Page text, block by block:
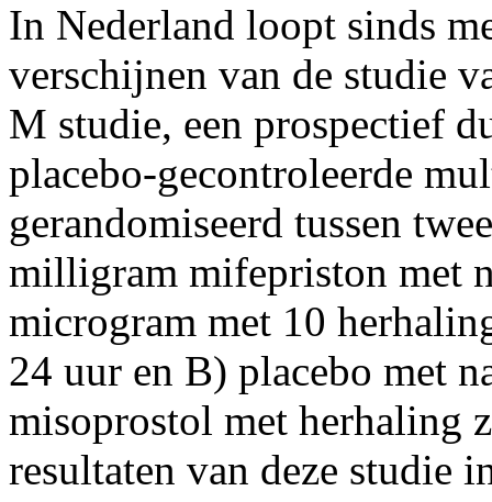
In Nederland loopt sinds
verschijnen van de studie
M studie, een prospectief
placebo-gecontroleerde
gerandomiseerd tussen
milligram mifepriston met
microgram met 10
24 uur en B) placebo met
misoprostol met herhaling
resultaten van deze studie